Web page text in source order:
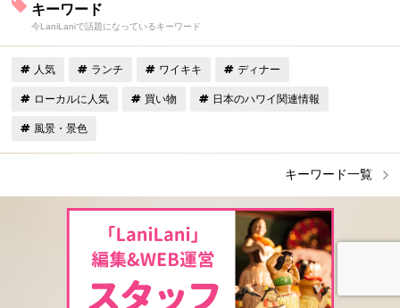
キーワード
今LaniLaniで話題になっているキーワード
人気 ランチ ワイキキ ディナー
ローカルに人気 買い物 日本のハワイ関連情報
風景・景色
キーワード一覧